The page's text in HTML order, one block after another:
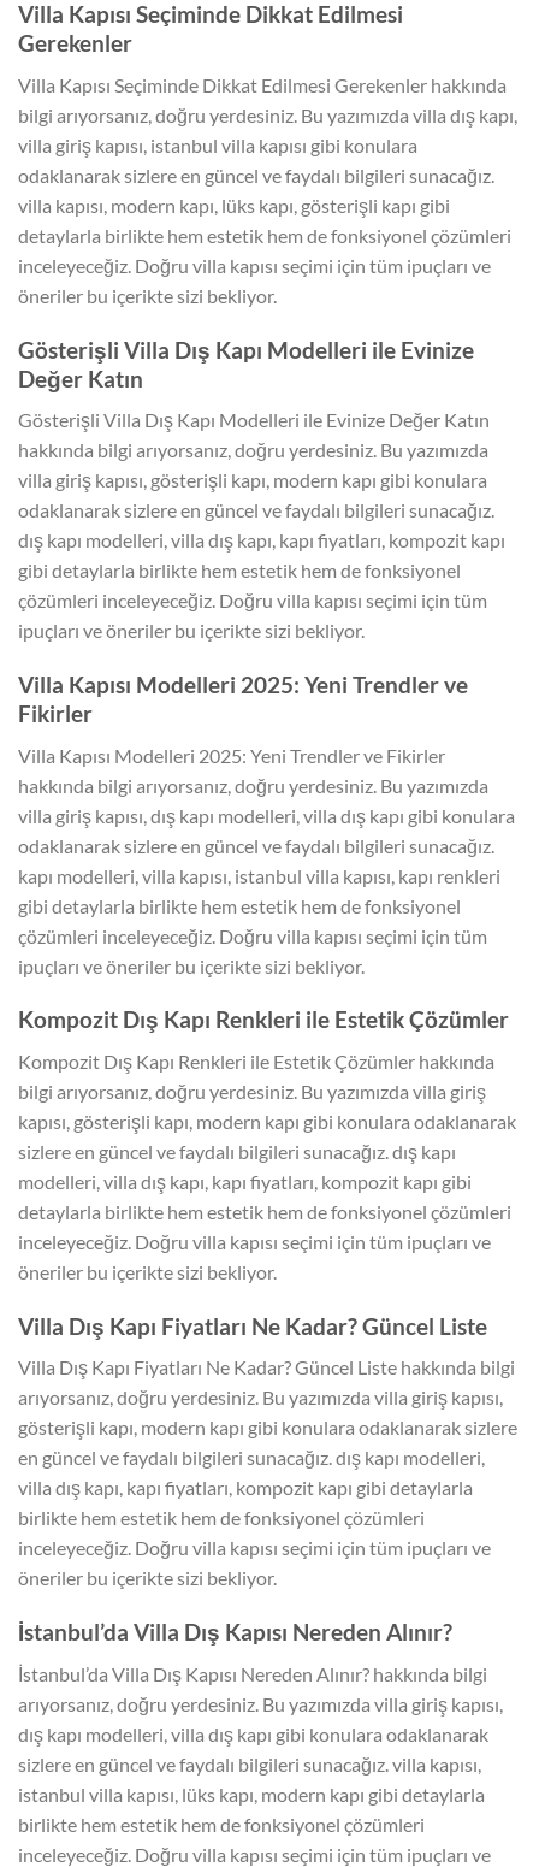
Villa Kapısı Seçiminde Dikkat Edilmesi
Gerekenler
Villa Kapısı Seçiminde Dikkat Edilmesi Gerekenler hakkında
bilgi arıyorsanız, doğru yerdesiniz. Bu yazımızda villa dış kapı,
villa giriş kapısı, istanbul villa kapısı gibi konulara
odaklanarak sizlere en güncel ve faydalı bilgileri sunacağız.
villa kapısı, modern kapı, lüks kapı, gösterişli kapı gibi
detaylarla birlikte hem estetik hem de fonksiyonel çözümleri
inceleyeceğiz. Doğru villa kapısı seçimi için tüm ipuçları ve
öneriler bu içerikte sizi bekliyor.
Gösterişli Villa Dış Kapı Modelleri ile Evinize
Değer Katın
Gösterişli Villa Dış Kapı Modelleri ile Evinize Değer Katın
hakkında bilgi arıyorsanız, doğru yerdesiniz. Bu yazımızda
villa giriş kapısı, gösterişli kapı, modern kapı gibi konulara
odaklanarak sizlere en güncel ve faydalı bilgileri sunacağız.
dış kapı modelleri, villa dış kapı, kapı fiyatları, kompozit kapı
gibi detaylarla birlikte hem estetik hem de fonksiyonel
çözümleri inceleyeceğiz. Doğru villa kapısı seçimi için tüm
ipuçları ve öneriler bu içerikte sizi bekliyor.
Villa Kapısı Modelleri 2025: Yeni Trendler ve
Fikirler
Villa Kapısı Modelleri 2025: Yeni Trendler ve Fikirler
hakkında bilgi arıyorsanız, doğru yerdesiniz. Bu yazımızda
villa giriş kapısı, dış kapı modelleri, villa dış kapı gibi konulara
odaklanarak sizlere en güncel ve faydalı bilgileri sunacağız.
kapı modelleri, villa kapısı, istanbul villa kapısı, kapı renkleri
gibi detaylarla birlikte hem estetik hem de fonksiyonel
çözümleri inceleyeceğiz. Doğru villa kapısı seçimi için tüm
ipuçları ve öneriler bu içerikte sizi bekliyor.
Kompozit Dış Kapı Renkleri ile Estetik Çözümler
Kompozit Dış Kapı Renkleri ile Estetik Çözümler hakkında
bilgi arıyorsanız, doğru yerdesiniz. Bu yazımızda villa giriş
kapısı, gösterişli kapı, modern kapı gibi konulara odaklanarak
sizlere en güncel ve faydalı bilgileri sunacağız. dış kapı
modelleri, villa dış kapı, kapı fiyatları, kompozit kapı gibi
detaylarla birlikte hem estetik hem de fonksiyonel çözümleri
inceleyeceğiz. Doğru villa kapısı seçimi için tüm ipuçları ve
öneriler bu içerikte sizi bekliyor.
Villa Dış Kapı Fiyatları Ne Kadar? Güncel Liste
Villa Dış Kapı Fiyatları Ne Kadar? Güncel Liste hakkında bilgi
arıyorsanız, doğru yerdesiniz. Bu yazımızda villa giriş kapısı,
gösterişli kapı, modern kapı gibi konulara odaklanarak sizlere
en güncel ve faydalı bilgileri sunacağız. dış kapı modelleri,
villa dış kapı, kapı fiyatları, kompozit kapı gibi detaylarla
birlikte hem estetik hem de fonksiyonel çözümleri
inceleyeceğiz. Doğru villa kapısı seçimi için tüm ipuçları ve
öneriler bu içerikte sizi bekliyor.
İstanbul’da Villa Dış Kapısı Nereden Alınır?
İstanbul’da Villa Dış Kapısı Nereden Alınır? hakkında bilgi
arıyorsanız, doğru yerdesiniz. Bu yazımızda villa giriş kapısı,
dış kapı modelleri, villa dış kapı gibi konulara odaklanarak
sizlere en güncel ve faydalı bilgileri sunacağız. villa kapısı,
istanbul villa kapısı, lüks kapı, modern kapı gibi detaylarla
birlikte hem estetik hem de fonksiyonel çözümleri
inceleyeceğiz. Doğru villa kapısı seçimi için tüm ipuçları ve